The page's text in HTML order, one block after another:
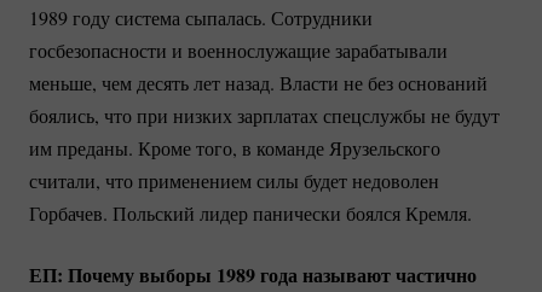
1989 году система сыпалась. Сотрудники
госбезопасности и военнослужащие зарабатывали
меньше, чем десять лет назад. Власти не без оснований
боялись, что при низких зарплатах спецслужбы не будут
им преданы. Кроме того, в команде Ярузельского
считали, что применением силы будет недоволен
Горбачев. Польский лидер панически боялся Кремля.
ЕП: Почему выборы 1989 года называют частично